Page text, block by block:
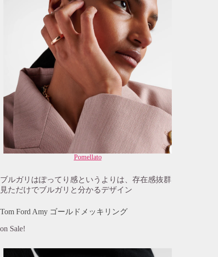
Pomellato
ブルガリはぽってり感というよりは、存在感抜群
見ただけでブルガリと分かるデザイン
Tom Ford Amy ゴールドメッキリング
on Sale!